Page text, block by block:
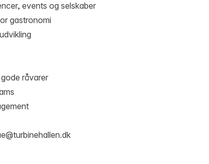
events og selskaber
gastronomi
råvarer